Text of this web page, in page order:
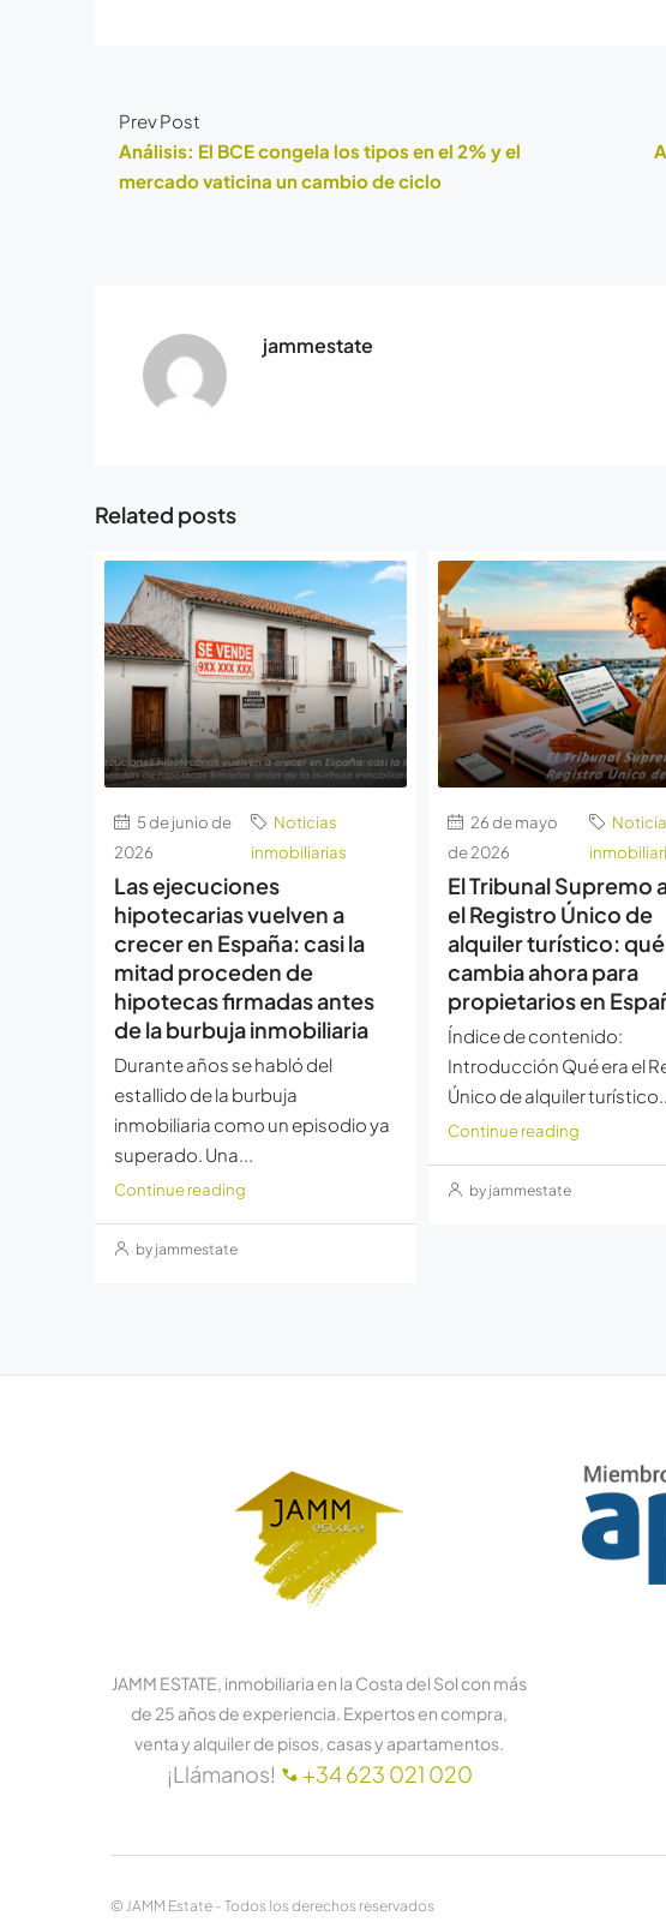
Prev Post
Análisis: El BCE congela los tipos en el 2% y el
mercado vaticina un cambio de ciclo
jammestate
Related posts
5 de junio de
2026
Noticias
inmobiliarias
Las ejecuciones
hipotecarias vuelven a
crecer en España: casi la
mitad proceden de
hipotecas firmadas antes
de la burbuja inmobiliaria
Durante años se habló del
estallido de la burbuja
inmobiliaria como un episodio ya
superado. Una...
Continue reading
by jammestate
26 de mayo
de 2026
El Tribunal Supremo
el Registro Único de
alquiler turístico: qué
cambia ahora para
propietarios en
Índice de contenido:
Introducción Qué era el
Único de alquiler turístico...
Continue reading
by jammestate
JAMM ESTATE, inmobiliaria en la Costa del Sol con más
de 25 años de experiencia. Expertos en compra,
venta y alquiler de pisos, casas y apartamentos.
¡Llámanos! +34 623 021 020
© JAMM Estate - Todos los derechos reservados